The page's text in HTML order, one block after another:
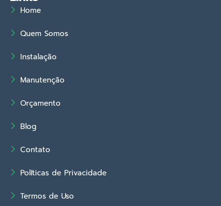
Home
Quem Somos
Instalação
Manutenção
Orçamento
Blog
Contato
Políticas de Privacidade
Termos de Uso